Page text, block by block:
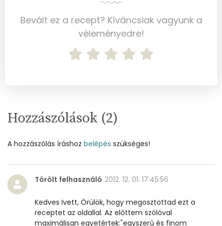
Szelén
27 mg
Foszfor
Nátrium
Réz
0 mg
Mangán
Szénhidrát
Bevált ez a recept? Kíváncsiak vagyunk a
véleményedre!
Hozzászólások (2)
A hozzászólás íráshoz belépés szükséges!
Törölt felhasználó 2012. 12. 01. 17:45:56
Kedves Ivett, Örülök, hogy megosztottad ezt a
receptet az oldallal. Az előttem szólóval
maximálisan egyetértek:"egyszerű és finom